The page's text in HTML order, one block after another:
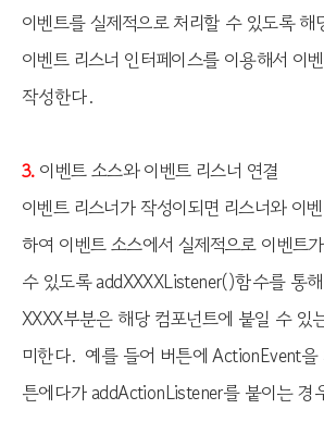
이벤트를 실제적으로 처리할 수 있도록 해
이벤트 리스너 인터페이스를 이용해서 이
작성한다.
3. 이벤트 소스와 이벤트 리스너 연결
이벤트 리스너가 작성이되면 리스너와 이
하여 이벤트 소스에서 실제적으로 이벤트
수 있도록 addXXXXListener()함수를 통
XXXX부분은 해당 컴포넌트에 붙일 수 있
미한다. 예를 들어 버튼에 ActionEvent을
튼에다가 addActionListener를 붙이는 경